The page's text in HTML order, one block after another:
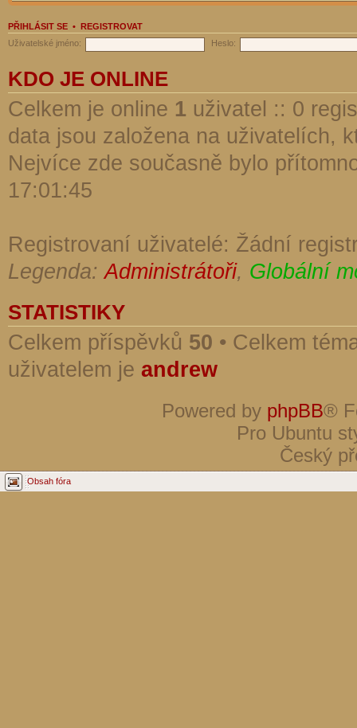
PŘIHLÁSIT SE • REGISTROVAT
Uživatelské jméno:
Heslo:
KDO JE ONLINE
Celkem je online 1 uživatel :: 0
data jsou založena na uživatelích,
Nejvíce zde současně bylo
17:01:45
Registrovaní uživatelé: Žádní
Legenda:Administrátoři, Globální
STATISTIKY
Celkem příspěvků 50 • Celkem
uživatelem je andrew
Powered by phpBB®
Pro Ubuntu
Český
Obsah fóra